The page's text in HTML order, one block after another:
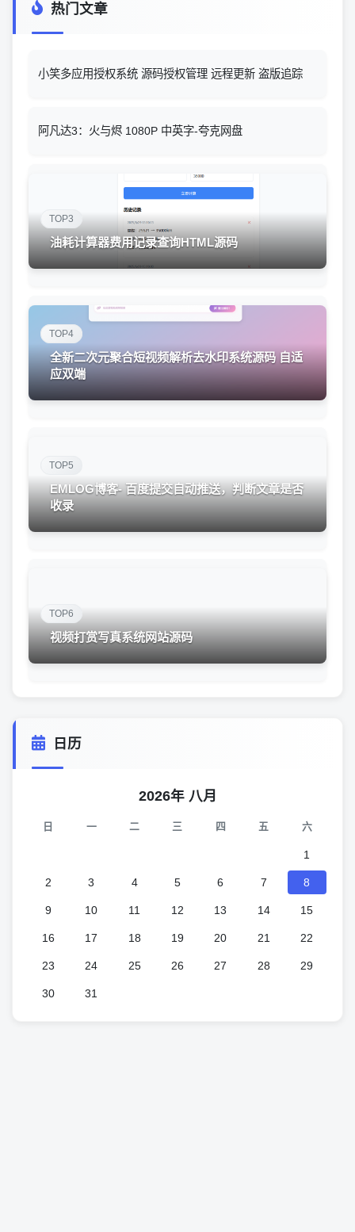
热门文章
小笑多应用授权系统 源码授权管理 远程更新 盗版追踪
阿凡达3：火与烬 1080P 中英字-夸克网盘
TOP3
油耗计算器费用记录查询HTML源码
TOP4
全新二次元聚合短视频解析去水印系统源码 自适
应双端
TOP5
EMLOG博客- 百度提交自动推送，判断文章是否
收录
TOP6
视频打赏写真系统网站源码
日历
2026年 八月
日 一 二 三 四 五 六
1
2 3 4 5 6 7 8
9 10 11 12 13 14 15
16 17 18 19 20 21 22
23 24 25 26 27 28 29
30 31